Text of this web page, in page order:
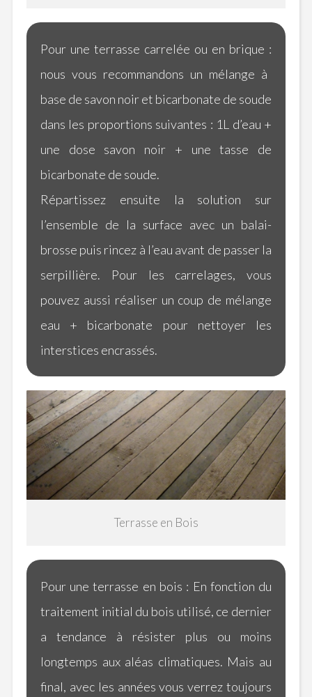
Pour une terrasse carrelée ou en brique :
nous vous recommandons un mélange à
base de savon noir et bicarbonate de soude
dans les proportions suivantes : 1L d’eau +
une dose savon noir + une tasse de
bicarbonate de soude.
Répartissez ensuite la solution sur
l’ensemble de la surface avec un balai-
brosse puis rincez à l’eau avant de passer la
serpillière. Pour les carrelages, vous
pouvez aussi réaliser un coup de mélange
eau + bicarbonate pour nettoyer les
interstices encrassés.
Terrasse en Bois
Pour une terrasse en bois : En fonction du
traitement initial du bois utilisé, ce dernier
a tendance à résister plus ou moins
longtemps aux aléas climatiques. Mais au
final, avec les années vous verrez toujours